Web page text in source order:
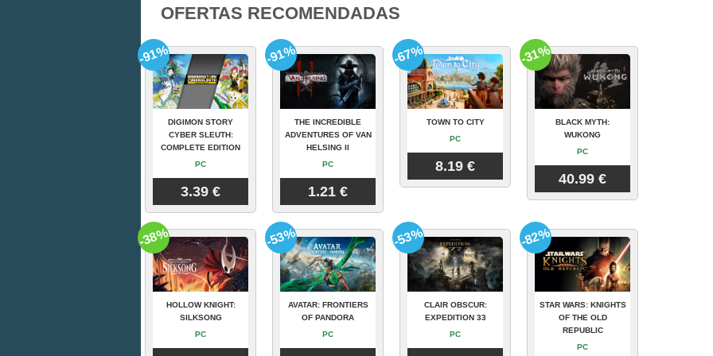
OFERTAS RECOMENDADAS
DIGIMON STORY
CYBER SLEUTH:
COMPLETE EDITION
PC
3.39 €
-91%
THE INCREDIBLE
ADVENTURES OF VAN
HELSING II
PC
1.21 €
-91%
TOWN TO CITY
PC
8.19 €
-67%
BLACK MYTH:
WUKONG
PC
40.99 €
-31%
HOLLOW KNIGHT:
SILKSONG
PC
-38%
AVATAR: FRONTIERS
OF PANDORA
PC
-53%
CLAIR OBSCUR:
EXPEDITION 33
PC
-53%
STAR WARS: KNIGHTS
OF THE OLD
REPUBLIC
PC
-82%